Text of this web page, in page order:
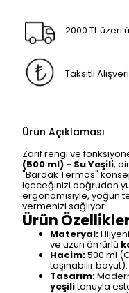
2000 TL üzeri
Taksitli
Ürün Açıklaması
Zarif rengi ve
(500 ml) - Su Yeşili,
"Bardak Termos"
içeceğinizi doğrudan
ergonomisiyle, yoğun
vermenizi sağlıyor.
Ürün
Materyal:
ve uzun ömürlü
Hacim:500 ml
taşınabilir boyut).
Tasarım:
yeşilitonuyla